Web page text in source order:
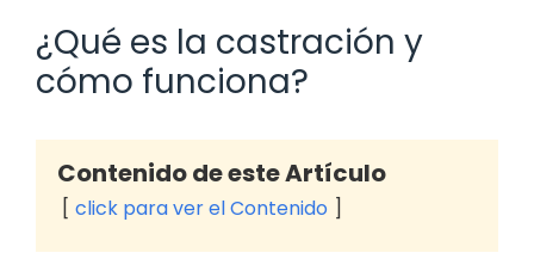
¿Qué es la castración y
cómo funciona?
Contenido de este Artículo
click para ver el Contenido